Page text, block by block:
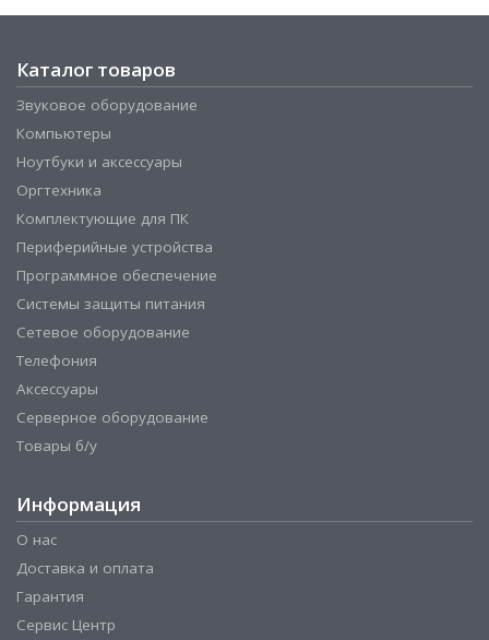
Каталог товаров
Звуковое оборудование
Компьютеры
Ноутбуки и аксессуары
Оргтехника
Комплектующие для ПК
Периферийные устройства
Программное обеспечение
Системы защиты питания
Сетевое оборудование
Телефония
Аксессуары
Серверное оборудование
Товары б/у
Информация
О нас
Доставка и оплата
Гарантия
Сервис Центр